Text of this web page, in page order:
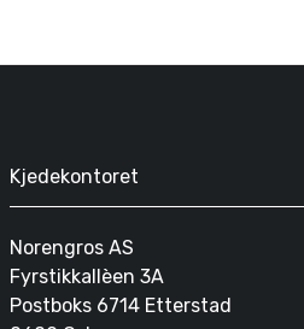
Kjedekontoret
Norengros AS
Fyrstikkallèen 3A
Postboks 6714 Etterstad